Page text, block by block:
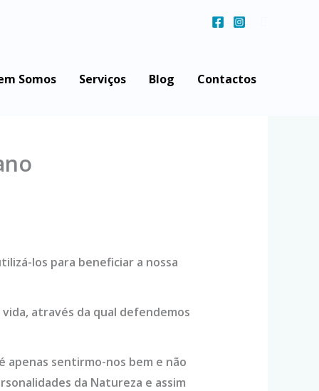
Somos Serviços Blog Contactos
los para beneficiar a nossa
através da qual defendemos
apenas sentirmo-nos bem e não
da Natureza e assim